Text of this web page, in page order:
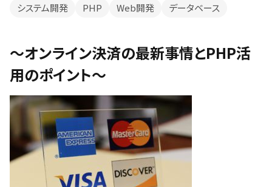
システム開発 PHP Web開発 データベース
〜オンライン決済の最新事情とPHP活
用のポイント〜